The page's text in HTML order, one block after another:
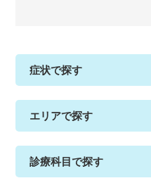
症状で探す
エリアで探す
診療科目で探す